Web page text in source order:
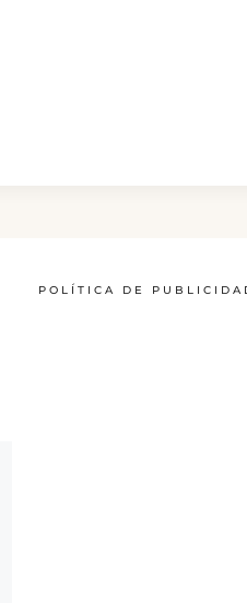
POLÍTICA DE